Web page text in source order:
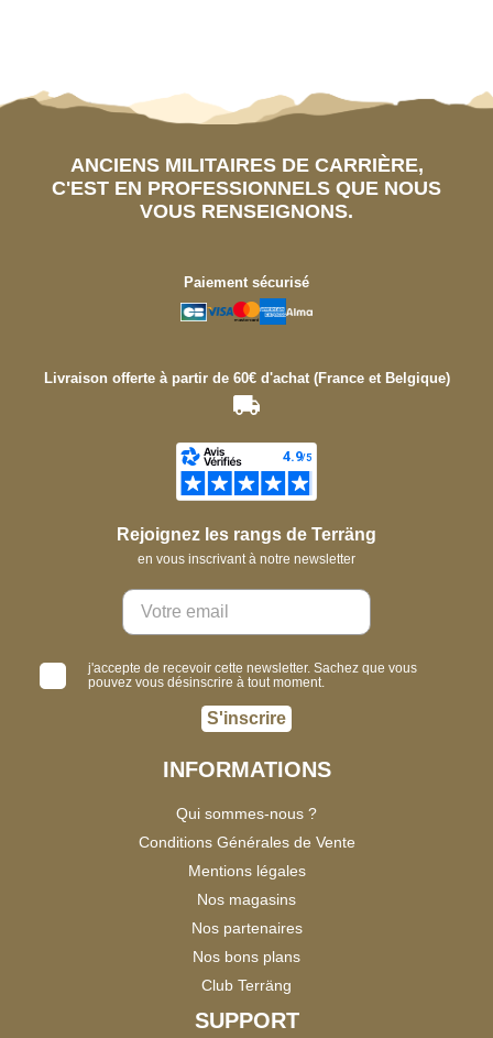
ANCIENS MILITAIRES DE CARRIÈRE,
C'EST EN PROFESSIONNELS QUE NOUS
VOUS RENSEIGNONS.
Paiement sécurisé
Livraison offerte à partir de 60€ d'achat (France et Belgique)
Rejoignez les rangs de Terräng
en vous inscrivant à notre newsletter
j'accepte de recevoir cette newsletter. Sachez que vous
pouvez vous désinscrire à tout moment.
S'inscrire
INFORMATIONS
Qui sommes-nous ?
Conditions Générales de Vente
Mentions légales
Nos magasins
Nos partenaires
Nos bons plans
Club Terräng
SUPPORT